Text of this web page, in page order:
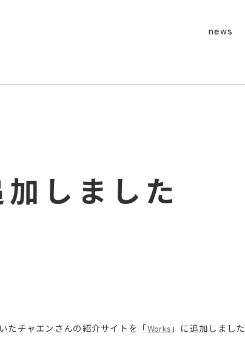
news
しました
たチャエンさんの紹介サイトを「Works 」に追加しました